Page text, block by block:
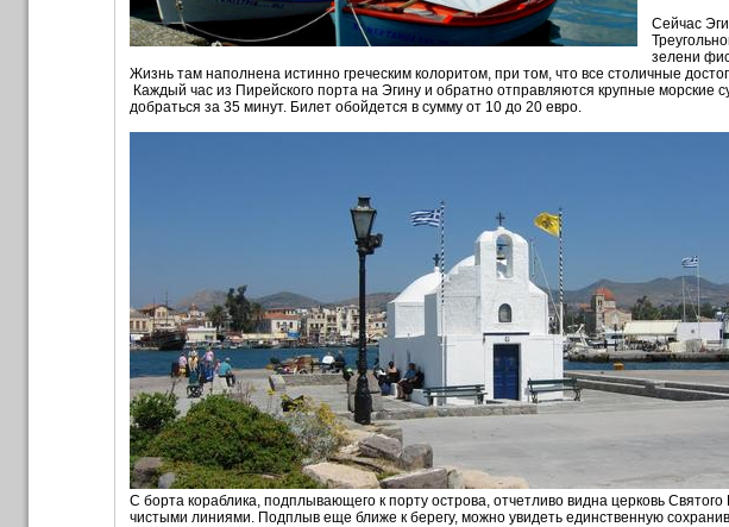
Сейчас
зелени
Жизнь там наполнена истинно греческим колоритом, при том, что все столичные
Каждый час из Пирейского порта на Эгину и обратно отправляются крупные
добраться за 35 минут. Билет обойдется в сумму от 10 до 20 евро.
С борта кораблика, подплывающего к порту острова, отчетливо видна церковь
чистыми линиями. Подплыв еще ближе к берегу, можно увидеть единственную